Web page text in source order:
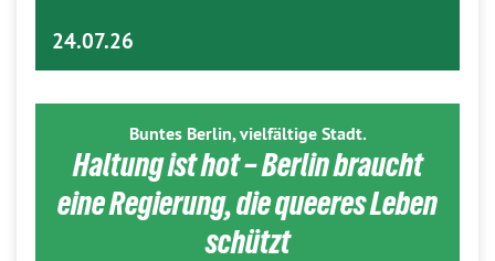
24.07.26
Buntes Berlin, vielfältige Stadt.
Haltung ist hot – Berlin braucht
eine Regierung, die queeres Leben
schützt